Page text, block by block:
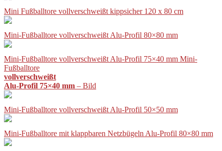
Mini Fußballtore vollverschweißt kippsicher 120 x 80 cm
Mini-Fußballtore vollverschweißt Alu-Profil 80×80 mm
Mini-Fußballtore vollverschweißt Alu-Profil 75×40 mm Mini-
Fußballtore
vollverschweißt
Alu-Profil 75×40 mm – Bild
Mini-Fußballtore vollverschweißt Alu-Profil 50×50 mm
Mini-Fußballtore mit klappbaren Netzbügeln Alu-Profil 80×80 mm